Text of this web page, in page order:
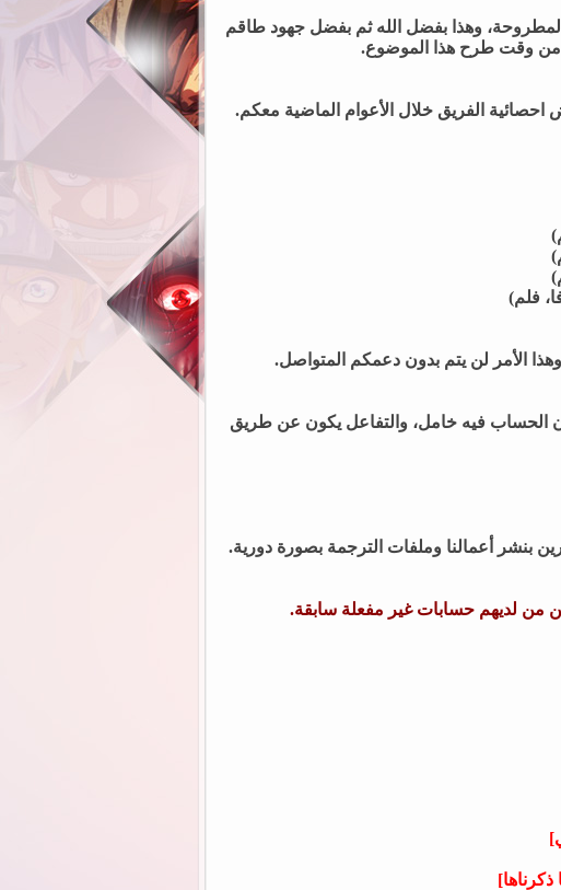
وهذا بفضل الله ثم بفضل جهود طاقم
الفريق خلال الأعوام الماضية معكم.
فلم)
الأمر لن يتم بدون دعمكم المتواصل.
الحساب فيه خامل، و التفاعل يكون عن طريق
بنشر أعمالنا وملفات الترجمة بصورة دورية.
من لديهم حسابات غير مفعلة سابقة.